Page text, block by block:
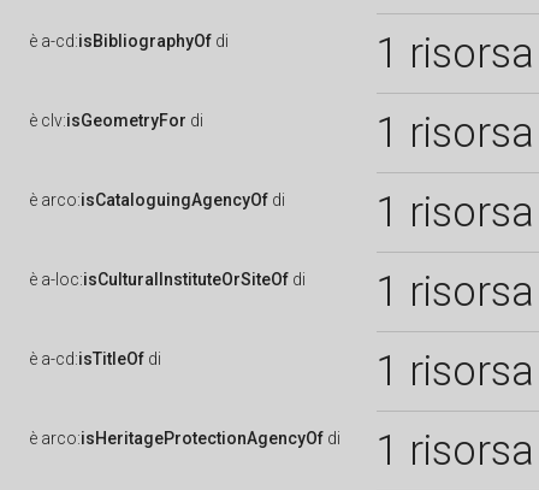
è a-cd:isBibliographyOf di 1 risorsa
è clv:isGeometryFor di 1 risorsa
è arco:isCataloguingAgencyOf di 1 risorsa
è a-loc:isCulturalInstituteOrSiteOf di 1 risorsa
è a-cd:isTitleOf di 1 risorsa
è arco:isHeritageProtectionAgencyOf di 1 risorsa